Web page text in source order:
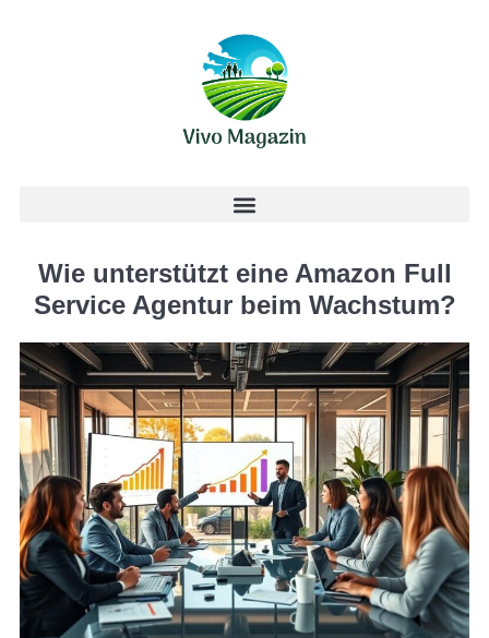
Wie unterstützt eine Amazon Full
Service Agentur beim Wachstum?